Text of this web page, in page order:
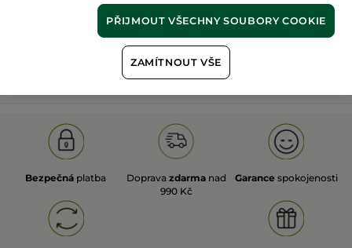
Zobrazit více
OLD PRODUCT LINE LES DEODORANTS NAT.
Bezpečná platba Doprava zdarma nad
990 Kč
Garance spokojenosti
ZAMÍTNOUT VŠE
PŘIJMOUT VŠECHNY SOUBORY COOKIE